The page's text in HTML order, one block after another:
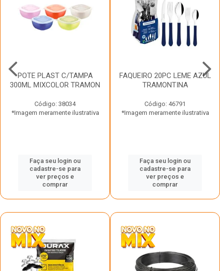
POTE PLAST C/TAMPA
300ML MIXCOLOR TRAMON
Código: 38034
*Imagem meramente ilustrativa
Faça seu login ou
cadastre-se para
ver preços e
comprar
FAQUEIRO 20PC LEME AZUL
TRAMONTINA
Código: 46791
*Imagem meramente ilustrativa
Faça seu login ou
cadastre-se para
ver preços e
comprar